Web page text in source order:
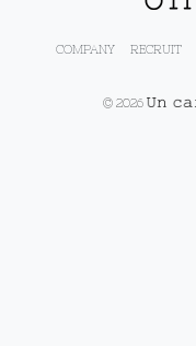
COMPANY RECRUIT
© 2026